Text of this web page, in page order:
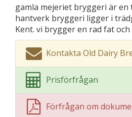
gamla mejeriet bryggeri är
hantverk bryggeri ligger i
Kent. vi brygger en rad fat
Kontakta Old Dairy
Prisförfrågan
Förfrågan om